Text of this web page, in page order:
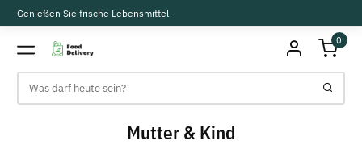
Genießen Sie frische Lebensmittel
0
Mutter & Kind